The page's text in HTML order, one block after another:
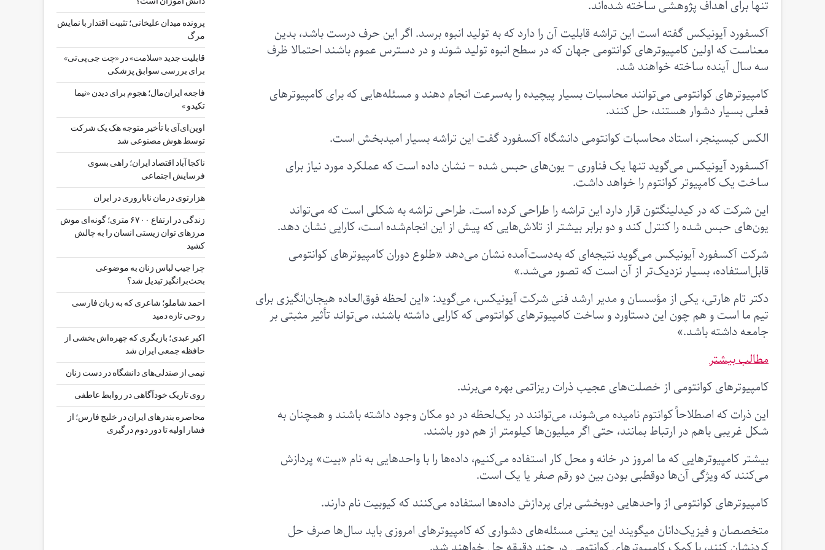
تنها برای اهداف پژوهشی ساخته شده‌اند.
آکسفورد آیونیکس گفته است این تراشه قابلیت آن را دارد که به تولید انبوه برسد. اگر این حرف درست باشد، بدین
معناست که اولین کامپیوترهای کوانتومی جهان که در سطح انبوه تولید شوند و در دسترس عموم باشند احتمالا ظرف
سه سال آینده ساخته خواهند شد.
کامپیوترهای کوانتومی می‌توانند محاسبات بسیار پیچیده را به‌سرعت انجام دهند و مسئله‌هایی که برای کامپیوترهای
فعلی بسیار دشوار هستند، حل کنند.
الکس کیسینجر، استاد محاسبات کوانتومی دانشگاه آکسفورد گفت این تراشه بسیار امیدبخش است.
آکسفورد آیونیکس می‌گوید تنها یک فناوری – یون‌های حبس شده – نشان داده است که عملکرد مورد نیاز برای
ساخت یک کامپیوتر کوانتوم را خواهد داشت.
این شرکت که در کیدلینگتون قرار دارد این تراشه را طراحی کرده است. طراحی تراشه به شکلی است که می‌تواند
یون‌های حبس شده را کنترل کند و دو برابر بیشتر از تلاش‌هایی که پیش از این انجام‌شده است، کارایی نشان دهد.
شرکت آکسفورد آیونیکس می‌گوید نتیجه‌ای که به‌دست‌آمده نشان می‌دهد «طلوع دوران کامپیوترهای کوانتومی
قابل‌استفاده، بسیار نزدیک‌تر از آن است که تصور می‌شد.»
دکتر تام هارتی، یکی از مؤسسان و مدیر ارشد فنی شرکت آیونیکس، می‌گوید: «این لحظه فوق‌العاده هیجان‌انگیزی برای
تیم ما است و هم چون این دستاورد و ساخت کامپیوترهای کوانتومی که کارایی داشته باشند، می‌تواند تأثیر مثبتی بر
جامعه داشته باشد.»
مطالب بیشتر
کامپیوترهای کوانتومی از خصلت‌های عجیب ذرات ریزاتمی بهره می‌برند.
این ذرات که اصطلاحاً کوانتوم نامیده می‌شوند، می‌توانند در یک‌لحظه در دو مکان وجود داشته باشند و همچنان به
شکل غریبی باهم در ارتباط بمانند، حتی اگر میلیون‌ها کیلومتر از هم دور باشند.
بیشتر کامپیوترهایی که ما امروز در خانه و محل کار استفاده می‌کنیم، داده‌ها را با واحدهایی به نام «بیت» پردازش
می‌کنند که ویژگی آن‌ها دوقطبی بودن بین دو رقم صفر یا یک است.
کامپیوترهای کوانتومی از واحدهایی دوبخشی برای پردازش داده‌ها استفاده می‌کنند که کیوبیت نام دارند.
متخصصان و فیزیک‌دانان میگویند این یعنی مسئله‌های دشواری که کامپیوترهای امروزی باید سال‌ها صرف حل
پرونده میدان علیخانی؛ تثبیت اقتدار با نمایش
مرگ
قابلیت جدید «سلامت» در «چت ‌جی‌پی‌تی»
برای بررسی سوابق پزشکی
فاجعه ایران‌مال؛ هجوم برای دیدن «نیما
تکیدو »
اوپن‌ای‌آی با تأخیر متوجه هک یک شرکت
توسط هوش مصنوعی شد
ناکجا آباد اقتصاد ایران؛ راهی بسوی
فرسایش اجتماعی
هزارتوی درمان ناباروری در ایران
زندگی در ارتفاع ۶۷۰۰ متری؛ گونه‌ای موش
مرزهای توان زیستی انسان را به چالش
کشید
چرا جیب‌ لباس زنان به موضوعی
بحث‌برانگیز تبدیل شد؟
احمد شاملو؛ شاعری که به زبان فارسی
روحی تازه دمید
اکبر عبدی؛ بازیگری که چهره‌اش بخشی از
حافظه جمعی ایران شد
نیمی از صندلی‌های دانشگاه در دست زنان
روی تاریک خودآگاهی در روابط عاطفی
محاصره بندرهای ایران در خلیج فارس؛ از
فشار اولیه تا دور دوم درگیری